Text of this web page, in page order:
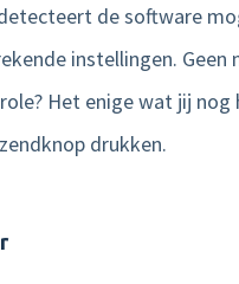
de software
instellingen. Geen
Het enige wat jij nog
drukken.